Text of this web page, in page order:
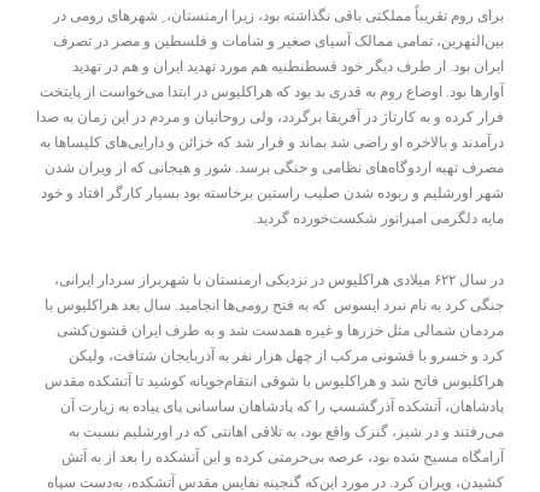
برای روم تقریباً مملکتی باقی نگذاشته بود، زیرا ارمنستان، ِ شهرهای رومی در
بین‌النهرین، تمامی ممالک آسیای صغیر و شامات و فلسطین و مصر در تصرف
ایران بود. از طرف دیگر خود قسطنطنیه هم مورد تهدید ایران و هم در تهدید
آوارها بود. اوضاع روم به قدری بد بود که هراکلیوس در ابتدا می‌خواست از پایتخت
فرار کرده و به کارتاژ در آفریقا برگردد، ولی روحانیان و مردم در این زمان به صدا
درآمدند و بالاخره او راضی شد بماند و قرار شد که خزائن و دارایی‌های کلیساها به
مصرف تهیه اردوگاه‌های نظامی و جنگی برسد. شور و هیجانی که از ویران شدن
شهر اورشلیم و ربوده شدن صلیب راستین برخاسته بود بسیار کارگر افتاد و خود
مایه دلگرمی امپراتور شکست‌خورده گردید.
در سال ۶۲۲ میلادی هراکلیوس در نزدیکی ارمنستان با شهربراز سردار ایرانی،
جنگی کرد به نام نبرد ایسوس که به فتح رومی‌ها انجامید. سال بعد هراکلیوس با
مردمان شمالی مثل خزرها و غیره همدست شد و به طرف ایران قشون‌کشی
کرد و خسرو با قشونی مرکب از چهل هزار نفر به آذربایجان شتافت، ولیکن
هراکلیوس فاتح شد و هراکلیوس با شوقی انتقام‌جویانه کوشید تا آتشکده مقدس
پادشاهان، آتشکده آذرگشسپ را که پادشاهان ساسانی پای پیاده به زیارت آن
می‌رفتند و در شیز، گنزک واقع بود، به تلاقی اهانتی که در اورشلیم نسبت به
آرامگاه مسیح شده بود، عرصه بی‌حرمتی کرده و این آتشکده را بعد از به آتش
کشیدن، ویران کرد. در مورد این‌که گنجینه نفایس مقدس آتشکده، به‌دست سپاه